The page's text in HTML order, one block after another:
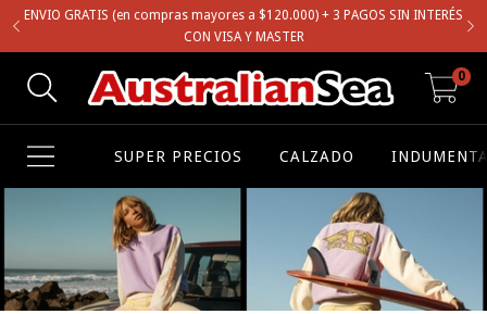
ENVIO GRATIS (en compras mayores a $120.000) + 3 PAGOS SIN INTERÉS
CON VISA Y MASTER
0
SUPER PRECIOS CALZADO